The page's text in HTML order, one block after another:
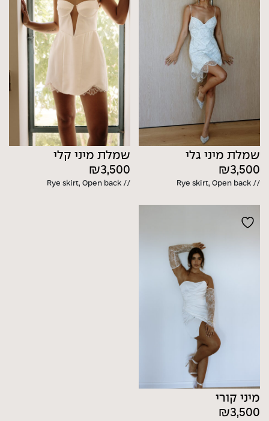
שמלת מיני גלי
₪3,500
// Rye skirt, Open back
שמלת מיני קלי
₪3,500
// Rye skirt, Open back
מיני קורי
₪3,500